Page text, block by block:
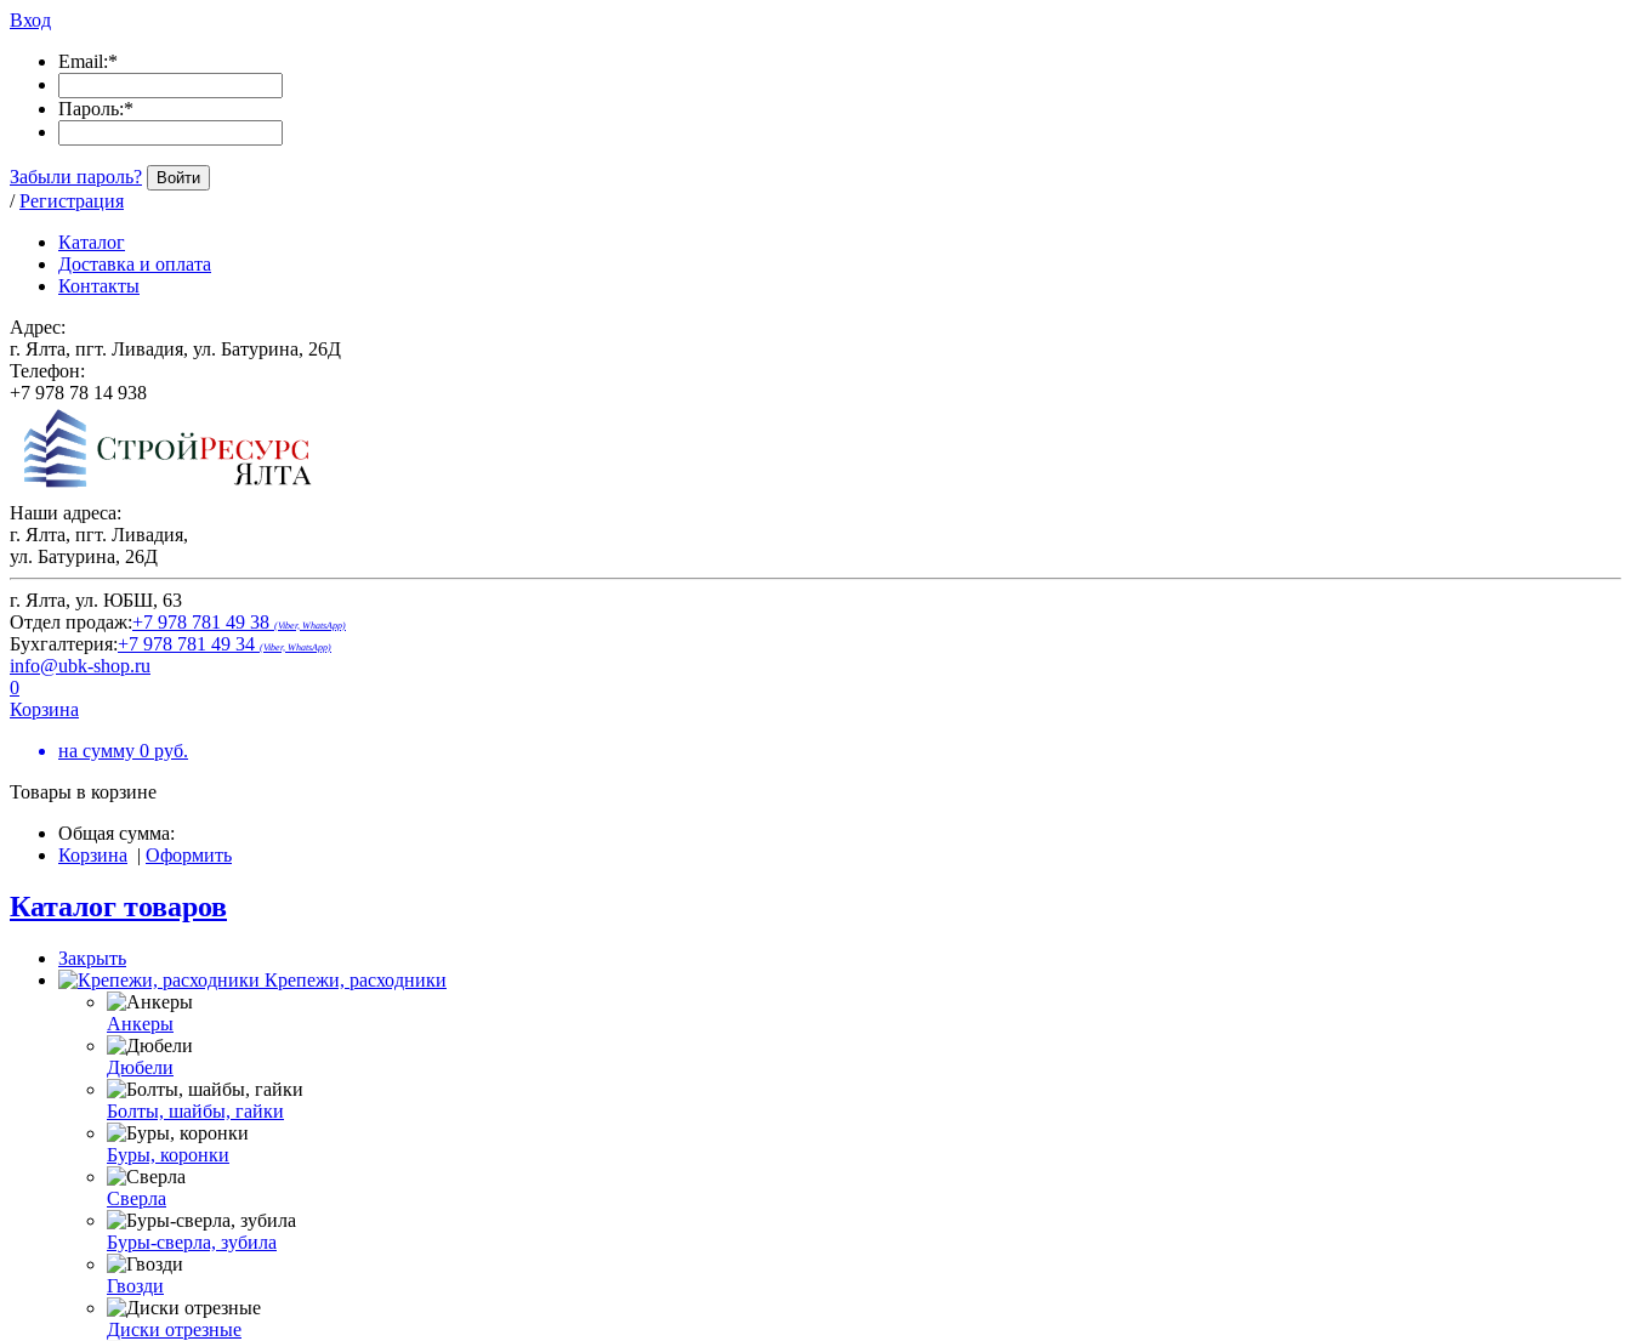
Вход
Email:*
Пароль:*
Забыли пароль? Войти
/ Регистрация
Каталог
Доставка и оплата
Контакты
Адрес:
г. Ялта, пгт. Ливадия, ул. Батурина, 26Д
Телефон:
+7 978 78 14 938
Наши адреса:
г. Ялта, пгт. Ливадия,
ул. Батурина, 26Д
г. Ялта, ул. ЮБШ, 63
Отдел продаж:+7 978 781 49 38 (Viber, WhatsApp)
Бухгалтерия:+7 978 781 49 34 (Viber, WhatsApp)
info@ubk-shop.ru
0
Корзина
на сумму 0 руб.
Товары в корзине
Общая сумма:
Корзина | Оформить
Каталог товаров
Закрыть
Крепежи, расходники
Анкеры
Дюбели
Болты, шайбы, гайки
Буры, коронки
Сверла
Буры-сверла, зубила
Гвозди
Диски отрезные